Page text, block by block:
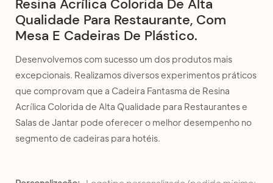
Resina Acrílica Colorida De Alta
Qualidade Para Restaurante, Com
Mesa E Cadeiras De Plástico.
Desenvolvemos com sucesso um dos produtos mais
excepcionais. Realizamos diversos experimentos práticos
que comprovam que a Cadeira Fantasma de Resina
Acrílica Colorida de Alta Qualidade para Restaurantes e
Salas de Jantar pode oferecer o melhor desempenho no
segmento de cadeiras para hotéis.